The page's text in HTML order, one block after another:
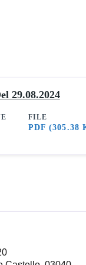
29.08.2024
FILE
PDF(305.38